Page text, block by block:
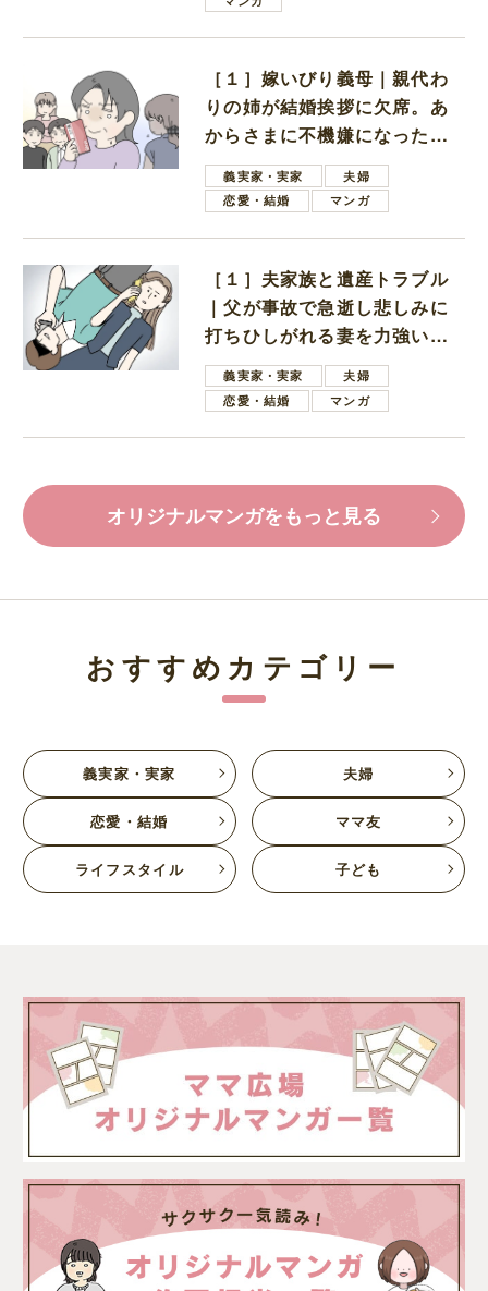
［１］嫁いびり義母｜親代わ
りの姉が結婚挨拶に欠席。あ
からさまに不機嫌になった義
母義実家・実家
夫婦
恋愛・結婚
マンガ
［１］夫家族と遺産トラブル
｜父が事故で急逝し悲しみに
打ちひしがれる妻を力強い言
葉で励ます夫
義実家・実家
夫婦
恋愛・結婚
マンガ
オリジナルマンガをもっと見る
おすすめカテゴリー
義実家・実家 夫婦
恋愛・結婚 ママ友
ライフスタイル 子ども